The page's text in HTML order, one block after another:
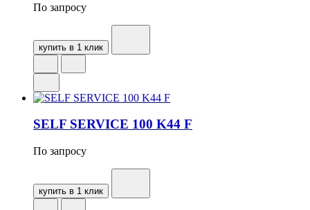
По запросу
купить в 1 клик
SELF SERVICE 100 K44 F
По запросу
купить в 1 клик